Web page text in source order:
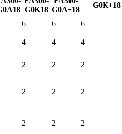
G0K18 G0A+18
G0K+18
6 6 6
4 4 4
2 2 2
2 2 2
2 2 2